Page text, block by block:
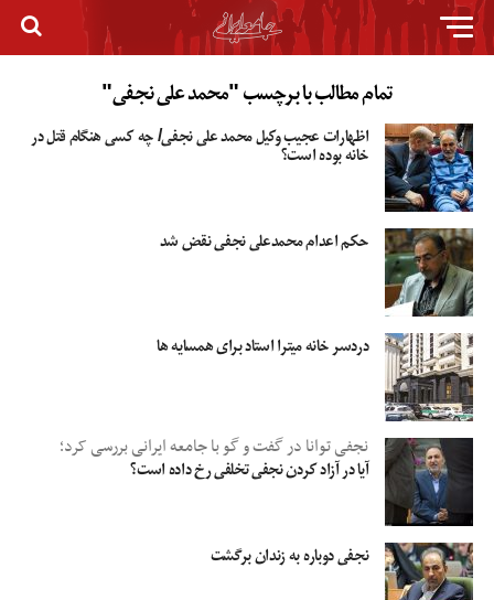
تمام مطالب با برچسب "محمد علی نجفی"
اظهارات عجیب وکیل محمد علی نجفی/ چه کسی هنگام قتل در
خانه بوده است؟
حکم اعدام محمدعلی نجفی نقض شد
دردسر خانه میترا استاد برای همسایه ها
نجفی توانا در گفت و گو با جامعه ایرانی بررسی کرد؛
آیا در آزاد کردن نجفی تخلفی رخ داده است؟
نجفی دوباره به زندان برگشت